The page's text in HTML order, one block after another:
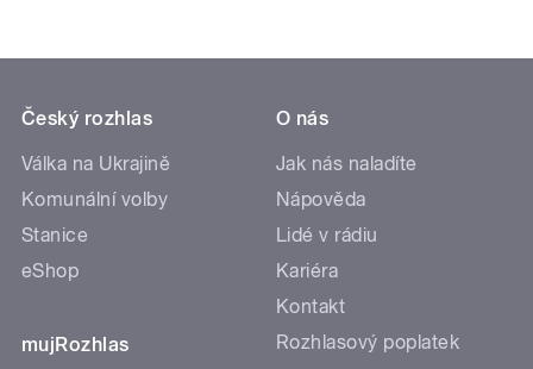
Český rozhlas
Válka na Ukrajině
Komunální volby
Stanice
eShop
mujRozhlas
O nás
Jak nás naladíte
Nápověda
Lidé v rádiu
Kariéra
Kontakt
Rozhlasový poplatek